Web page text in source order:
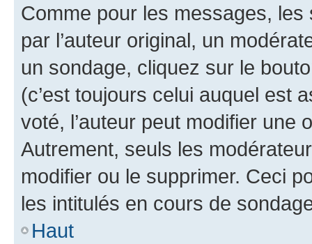
Comme pour les messages,
par l’auteur original, un
un sondage, cliquez sur le
(c’est toujours celui auquel est
voté, l’auteur peut modifier une
Autrement, seuls les
modifier ou le supprimer. Ceci
les intitulés en cours de
Haut